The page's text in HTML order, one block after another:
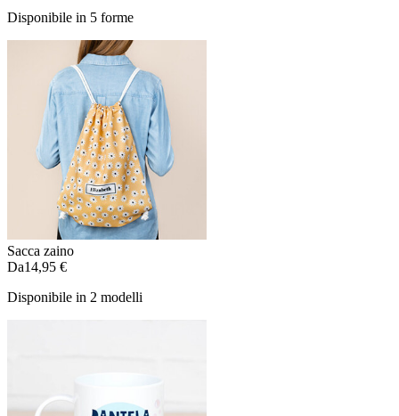
Disponibile in 5 forme
Sacca zaino
Da14,95 €
Disponibile in 2 modelli